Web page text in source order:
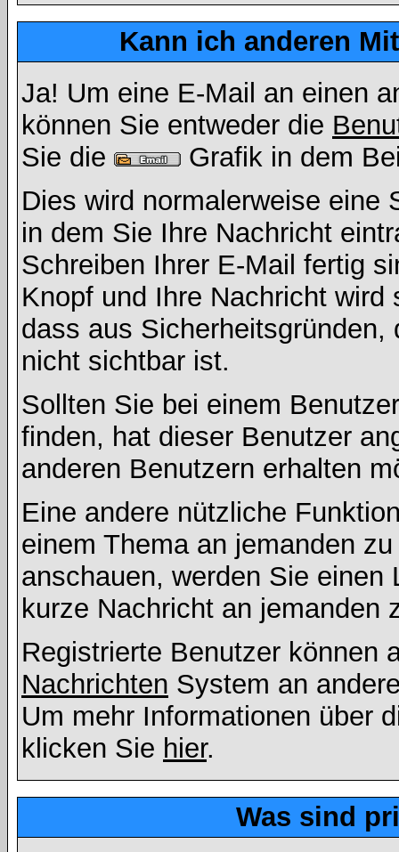
Kann ich anderen
Ja! Um eine E-Mail an einen
können Sie entweder die
Sie die
Grafik in dem
Dies wird normalerweise eine
in dem Sie Ihre Nachricht
Schreiben Ihrer E-Mail fertig
Knopf und Ihre Nachricht
dass aus
nicht sichtbar ist.
Sollten Sie bei einem
finden, hat dieser Benutzer
anderen Benutzern erhalten
Eine andere nützliche
einem Thema an jemanden
anschauen, werden Sie
kurze Nachricht an jemanden
Registrierte Benutzer können
Nachrichten System an
Um mehr Informationen über
klicken Sie hier.
Was sind